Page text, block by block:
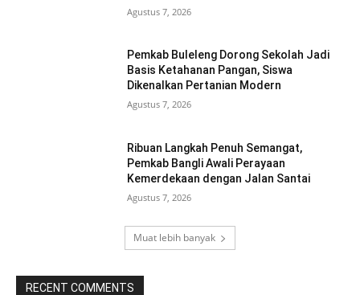
Agustus 7, 2026
Pemkab Buleleng Dorong Sekolah Jadi
Basis Ketahanan Pangan, Siswa
Dikenalkan Pertanian Modern
Agustus 7, 2026
Ribuan Langkah Penuh Semangat,
Pemkab Bangli Awali Perayaan
Kemerdekaan dengan Jalan Santai
Agustus 7, 2026
Muat lebih banyak
RECENT COMMENTS